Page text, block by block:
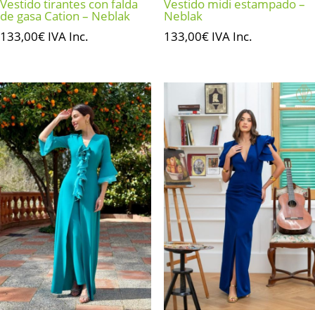
Vestido tirantes con falda
de gasa Cation – Neblak
133,00€ IVA Inc.
Vestido midi estampado –
Neblak
133,00€ IVA Inc.